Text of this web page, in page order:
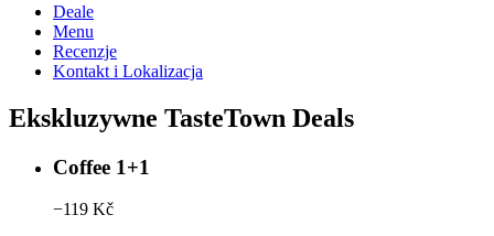
Deale
Menu
Recenzje
Kontakt i Lokalizacja
Ekskluzywne TasteTown Deals
Coffee 1+1
−119 Kč